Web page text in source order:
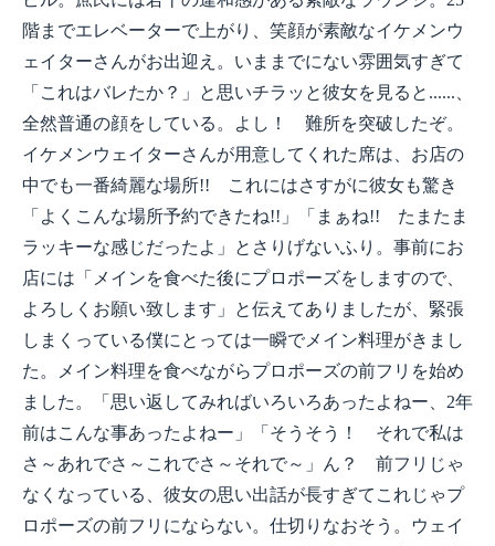
階までエレベーターで上がり、笑顔が素敵なイケメンウ
ェイターさんがお出迎え。いままでにない雰囲気すぎて
「これはバレたか？」と思いチラッと彼女を見ると......、
全然普通の顔をしている。よし！ 難所を突破したぞ。
イケメンウェイターさんが用意してくれた席は、お店の
中でも一番綺麗な場所!! これにはさすがに彼女も驚き
「よくこんな場所予約できたね!!」「まぁね!! たまたま
ラッキーな感じだったよ」とさりげないふり。事前にお
店には「メインを食べた後にプロポーズをしますので、
よろしくお願い致します」と伝えてありましたが、緊張
しまくっている僕にとっては一瞬でメイン料理がきまし
た。メイン料理を食べながらプロポーズの前フリを始め
ました。「思い返してみればいろいろあったよねー、2年
前はこんな事あったよねー」「そうそう！ それで私は
さ～あれでさ～これでさ～それで～」ん？ 前フリじゃ
なくなっている、彼女の思い出話が長すぎてこれじゃプ
ロポーズの前フリにならない。仕切りなおそう。ウェイ